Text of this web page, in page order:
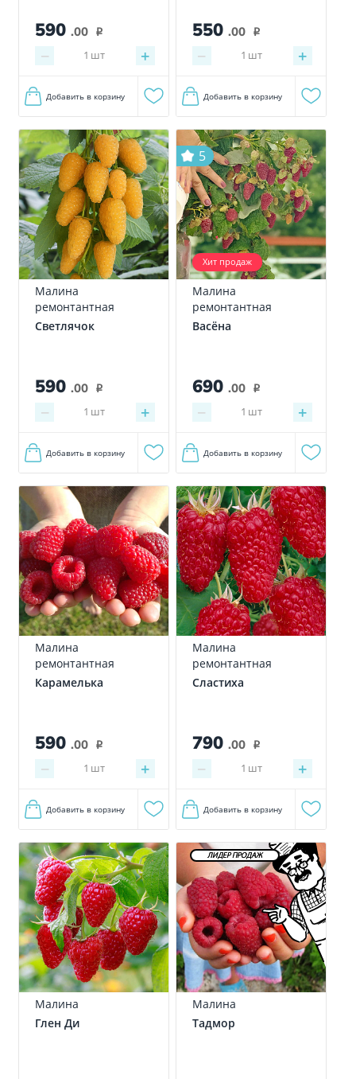
590 .00 i
− +
1 шт
Добавить в корзину
550 .00 i
− +
1 шт
Добавить в корзину
Малина
ремонтантная
Светлячок
590 .00 i
− +
1 шт
Добавить в корзину
Хит продаж
5
Малина
ремонтантная
Васёна
690 .00 i
− +
1 шт
Добавить в корзину
Малина
ремонтантная
Карамелька
590 .00 i
− +
1 шт
Добавить в корзину
Малина
ремонтантная
Сластиха
790 .00 i
− +
1 шт
Добавить в корзину
Малина
Глен Ди
ЛИДЕР ПРОДАЖ
Малина
Тадмор